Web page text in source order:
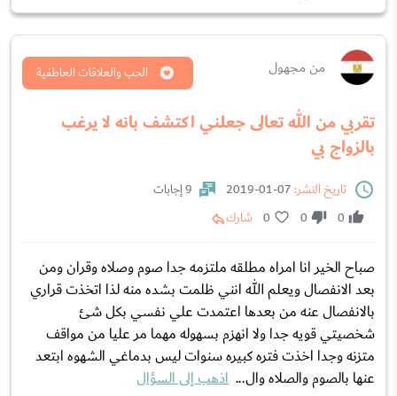
من مجهول
تقربي من الله تعالى جعلني اكتشف بانه لا يرغب
بالزواج بي
الحب والعلاقات العاطفية
تاريخ النشر:
9 إجابات
0
0
0 شارك
صباح الخير انا امراه مطلقه ملتزمه جدا صوم وصلاه وقران ومن
بعد الانفصال ويعلم الله انني ظلمت بشده منه لذا اتخذت قراري
بالانفصال عنه من بعدها اعتمدت علي نفسي بكل شئ
شخصيتي قويه جدا ولا انهزم بسهوله مهما مر عليا من مواقف
متزنه وجدا اخذت فتره كبيره سنوات ليس بدماغي الشهوه ابتعد
عنها بالصوم والصلاه وال... اذهب إلى السؤال